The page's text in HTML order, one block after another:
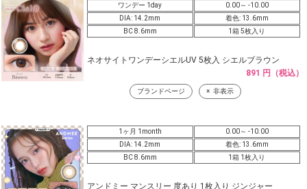
ワンデー 1day
0.00～ -10.00
DIA: 14.2mm
着色: 13.6mm
BC 8.6mm
1箱 5枚入り
ネオサイトワンデーシエルUV 5枚入 シエルブラウン
891 円（税込）
ブランドページ 非表示
1ヶ月 1month
0.00～ -10.00
DIA: 14.2mm
着色: 13.6mm
BC 8.6mm
1箱 1枚入り
アンドミー マンスリー 度あり 1枚入り ジンジャー